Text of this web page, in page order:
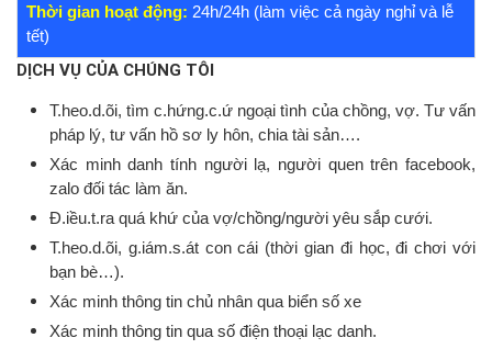
Thời gian hoạt động: 24h/24h (làm việc cả ngày nghỉ và lễ
tết)
DỊCH VỤ CỦA CHÚNG TÔI
T.heo.d.õi, tìm c.hứng.c.ứ ngoại tình của chồng, vợ. Tư vấn
pháp lý, tư vấn hồ sơ ly hôn, chia tài sản….
Xác minh danh tính người lạ, người quen trên facebook,
zalo đối tác làm ăn.
Đ.iều.t.ra quá khứ của vợ/chồng/người yêu sắp cưới.
T.heo.d.õi, g.iám.s.át con cái (thời gian đi học, đi chơi với
bạn bè…).
Xác minh thông tin chủ nhân qua biển số xe
Xác minh thông tin qua số điện thoại lạc danh.